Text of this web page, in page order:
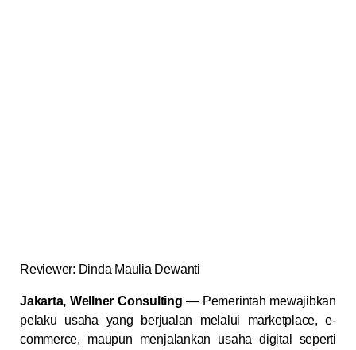
Reviewer: Dinda Maulia Dewanti
Jakarta, Wellner Consulting — Pemerintah mewajibkan
pelaku usaha yang berjualan melalui marketplace, e-
commerce, maupun menjalankan usaha digital seperti